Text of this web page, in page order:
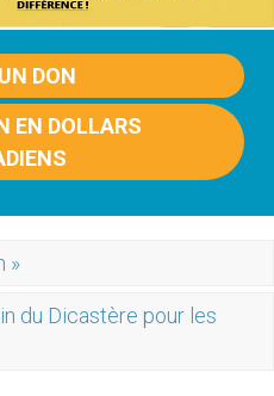
DON
EN DOLLARS
»
du Dicastère pour les